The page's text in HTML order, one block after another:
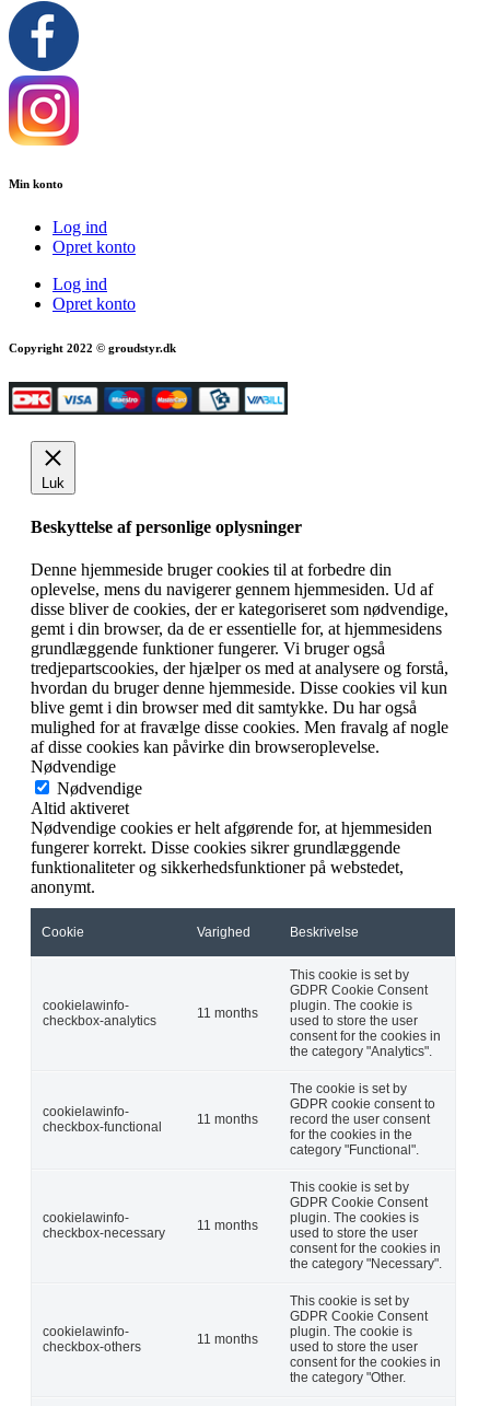
Min konto
Log ind
Opret konto
Log ind
Opret konto
Copyright 2022 © groudstyr.dk
Luk
Beskyttelse af personlige oplysninger
Denne hjemmeside bruger cookies til at forbedre din
oplevelse, mens du navigerer gennem hjemmesiden. Ud af
disse bliver de cookies, der er kategoriseret som nødvendige,
gemt i din browser, da de er essentielle for, at hjemmesidens
grundlæggende funktioner fungerer. Vi bruger også
tredjepartscookies, der hjælper os med at analysere og forstå,
hvordan du bruger denne hjemmeside. Disse cookies vil kun
blive gemt i din browser med dit samtykke. Du har også
mulighed for at fravælge disse cookies. Men fravalg af nogle
af disse cookies kan påvirke din browseroplevelse.
Nødvendige
Nødvendige
Altid aktiveret
Nødvendige cookies er helt afgørende for, at hjemmesiden
fungerer korrekt. Disse cookies sikrer grundlæggende
funktionaliteter og sikkerhedsfunktioner på webstedet,
anonymt.
Cookie Varighed Beskrivelse
cookielawinfo-
checkbox-analytics
11 months
This cookie is set by
GDPR Cookie Consent
plugin. The cookie is
used to store the user
consent for the cookies in
the category "Analytics".
cookielawinfo-
checkbox-functional
11 months
The cookie is set by
GDPR cookie consent to
record the user consent
for the cookies in the
category "Functional".
cookielawinfo-
checkbox-necessary
11 months
This cookie is set by
GDPR Cookie Consent
plugin. The cookies is
used to store the user
consent for the cookies in
the category "Necessary".
cookielawinfo-
checkbox-others
11 months
This cookie is set by
GDPR Cookie Consent
plugin. The cookie is
used to store the user
consent for the cookies in
the category "Other.